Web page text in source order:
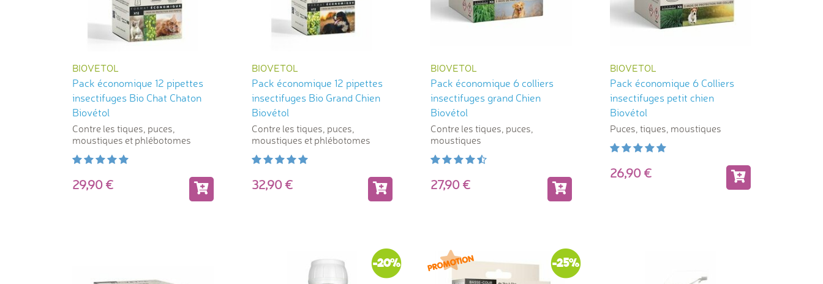
BIOVETOL
Pack économique 12 pipettes
insectifuges Bio Chat Chaton
Biovétol
Contre les tiques, puces,
moustiques et phlébotomes
29,90
BIOVETOL
Pack économique 12 pipettes
insectifuges Bio Grand Chien
Biovétol
Contre les tiques, puces,
moustiques et phlébotomes
32,90
BIOVETOL
Pack économique 6 colliers
insectifuges grand Chien
Biovétol
Contre les tiques, puces,
moustiques
27,90
BIOVETOL
Pack économique 6 Colliers
insectifuges petit chien
Biovétol
Puces, tiques, moustiques
26,90
-20% -25%